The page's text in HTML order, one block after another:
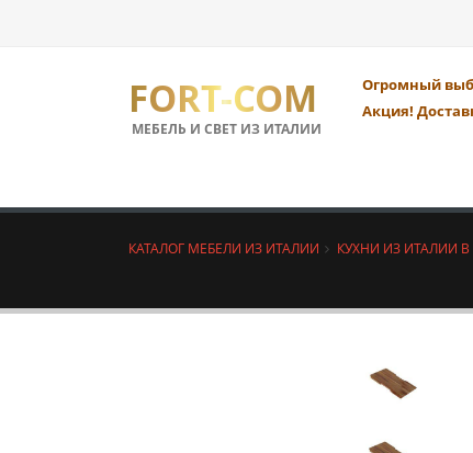
FORT-COM
МЕБЕЛЬ И СВЕТ ИЗ ИТАЛИИ
Огромный
Акция!
КАТАЛОГ МЕБЕЛИ ИЗ ИТАЛИИ КУХНИ ИЗ ИТАЛИИ